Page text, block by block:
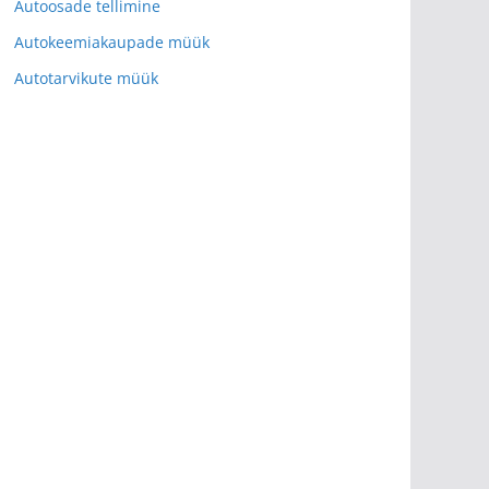
Autoosade tellimine
Autokeemiakaupade müük
Autotarvikute müük